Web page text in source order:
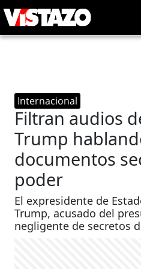
Internacional
Filtran audios
Trump
documentos
poder
El expresidente de
Trump, acusado del
negligente de secretos